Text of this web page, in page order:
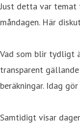
Just detta var temat
måndagen. Här
Vad som blir tydligt
transparent
beräkningar. Idag
Samtidigt visar